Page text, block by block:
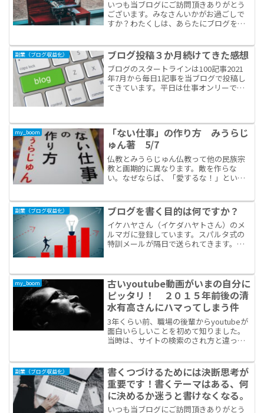
いつも当ブログにご訪問頂きありがとう
ございます。みなさんいかがお過ごしで
すか？わたくしは、あらたにブログを立
ど歩く瞑想を１時間行いました。休日の
最優先事項をヴィパッ...
副業（ブログ収益化） ブログ投稿３か月続けてきた感想
ブログのスタートラインは100記事2021
年7月から毎日1記事を当ブログで投稿し
てきています。平日は仕事オンリーで副
10,000...
my_boom
「ない仕事」の作り方 みうらじ
ゅん著 5/7
仏教とみうらじゅん仏教って他の民族宗
教と画期的に異なります。敵を作らな
い。なぜならば、「愛するな！」という
の頃におじい様に連れられて、京都の仏
閣に通いました。仏像が怪獣...
副業（ブログ収益化） ブログを書く目的は何ですか？
イケハヤさん（イケダハヤトさん）のメ
ルマガに登録しています。スパルタ式の
特訓メールが隔日で送られてきます。文
もしも、あなたがいま、ブログ運営につ
いて学びたいとか、これか...
my_boom
古いyoutube動画がいまの自分に
ピッタリ！ ２０１５年前後の清
水有高さんにハマってしまう件
3年くらい前、職場の後輩からyoutubeが
面白いらしいことを初めて知りました。
当時は、サイトの検索のされ方と違っ
いんで、あんましyoutubeを見ていませ
んでした。普...
副業（ブログ収益化）
書くつづけるためには決断思考が
重要です！書くテーマはある、何
に決めるか迷うと書けなくなる。
いつも当ブログにご訪問頂きありがとう